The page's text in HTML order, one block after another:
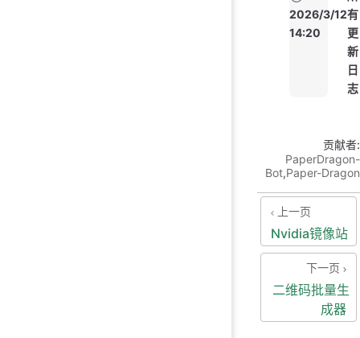
2026/3/12
14:20
有
更
新
日
志
贡献者:
PaperDragon-
Bot,Paper-Dragon
上一页
Nvidia镜像站
下一页
二维码批量生
成器